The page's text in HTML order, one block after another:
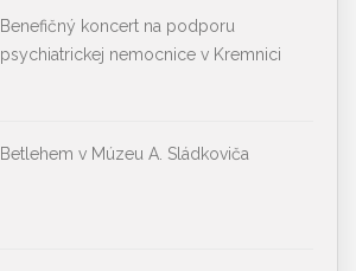
Benefičný koncert na podporu
psychiatrickej nemocnice v Kremnici
Betlehem v Múzeu A. Sládkoviča